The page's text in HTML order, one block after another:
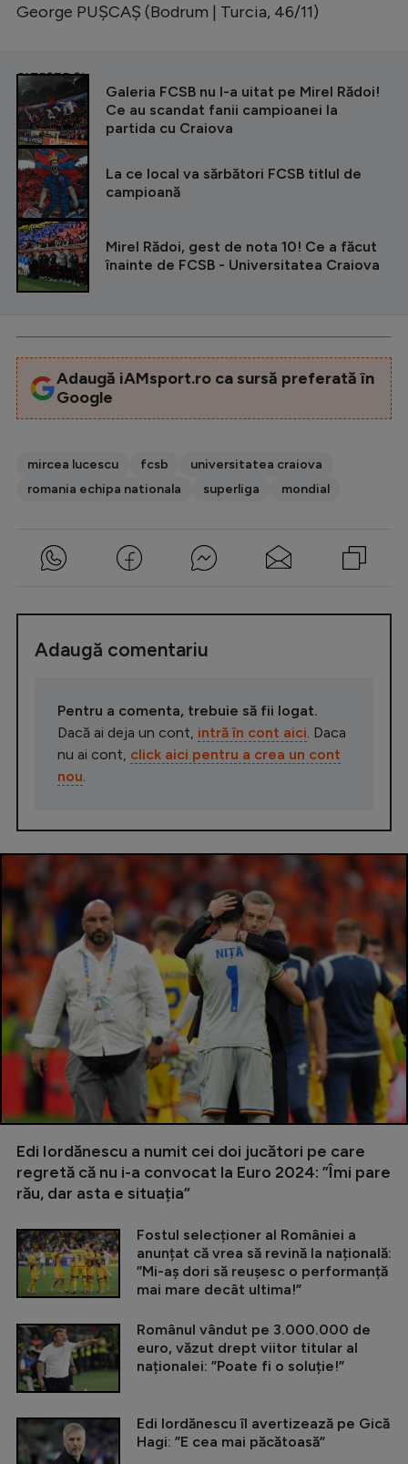
George PUȘCAȘ (Bodrum | Turcia, 46/11)
CITEȘTE ȘI
Galeria FCSB nu l-a uitat pe Mirel Rădoi!
Ce au scandat fanii campioanei la
partida cu Craiova
La ce local va sărbători FCSB titlul de
campioană
Mirel Rădoi, gest de nota 10! Ce a făcut
înainte de FCSB - Universitatea Craiova
Adaugă iAMsport.ro ca sursă preferată în
Google
mircea lucescu fcsb
universitatea craiova
romania echipa nationala
superliga mondial
Adaugă comentariu
Pentru a comenta, trebuie să fii logat.
Dacă ai deja un cont, intră în cont aici . Daca
nu ai cont, click aici pentru a crea un cont
nou
Edi Iordănescu a numit cei doi jucători pe care
regretă că nu i-a convocat la Euro 2024: ”Îmi pare
rău, dar asta e situația”
Fostul selecționer al României a
anunțat că vrea să revină la națională:
”Mi-aș dori să reușesc o performanță
mai mare decât ultima!”
Românul vândut pe 3.000.000 de
euro, văzut drept viitor titular al
naționalei: ”Poate fi o soluție!”
Edi Iordănescu îl avertizează pe Gică
Hagi: ”E cea mai păcătoasă”